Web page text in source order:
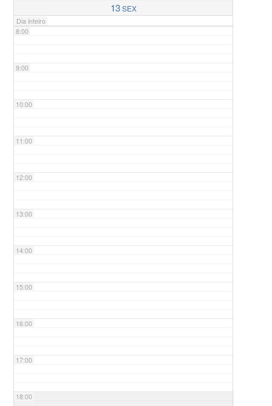
13SEX
Dia inteiro
8:00
9:00
10:00
11:00
12:00
13:00
14:00
15:00
16:00
17:00
18:00